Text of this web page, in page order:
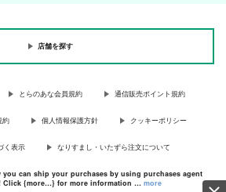
店舗を探す
とらのあな会員規約 通信販売ポイント規約
約 個人情報保護方針 クッキーポリシー
く表示 なりすまし・いたずら注文について
you can ship your purchases by using purchases agent
Click {more…} for more information … more